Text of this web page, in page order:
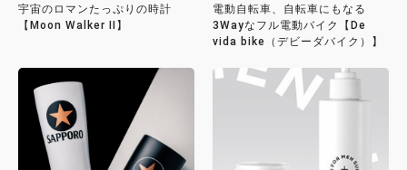
宇宙のロマンたっぷりの時計
【Moon Walker II】
電動自転車、自転車にもなる
3Wayなフル電動バイク【De
vida bike（デビーダバイク）】